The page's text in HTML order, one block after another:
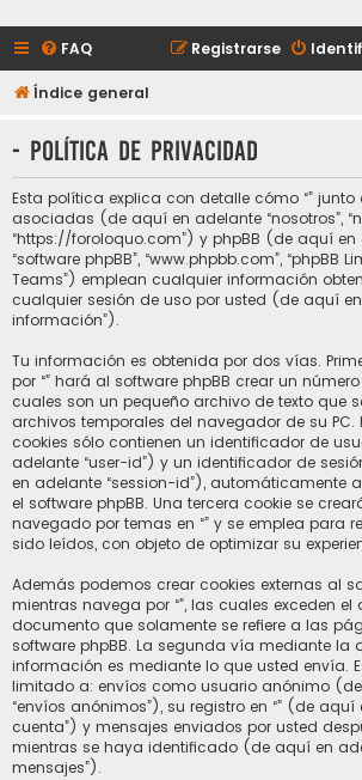
FAQ Registrarse
Índice general
- Política de privacidad
Esta política explica con detalle cómo “”
asociadas (de aquí en adelante “nosotros”,
“https://foroloquo.com”) y phpBB (de aquí en
“software phpBB”, “www.phpbb.com”, “phpBB
Teams”) emplean cualquier información
cualquier sesión de uso por usted (de aquí
información”).
Tu información es obtenida por dos vías.
por “” hará al software phpBB crear un
cuales son un pequeño archivo de texto que
archivos temporales del navegador de su PC.
cookies sólo contienen un identificador de
adelante “user-id”) y un identificador de
en adelante “session-id”), automáticamente
el software phpBB. Una tercera cookie se
navegado por temas en “” y se emplea para
sido leídos, con objeto de optimizar su
Además podemos crear cookies externas al
mientras navega por “”, las cuales exceden
documento que solamente se refiere a las
software phpBB. La segunda vía mediante la
información es mediante lo que usted envía.
limitado a: envíos como usuario anónimo
“envíos anónimos”), su registro en “” (de aquí
cuenta”) y mensajes enviados por usted
mientras se haya identificado (de aquí en
mensajes”).